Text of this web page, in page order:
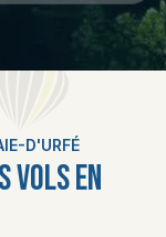
D'URFÉ
VOLS EN